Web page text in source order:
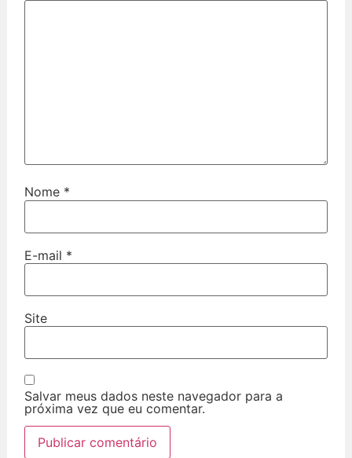
Nome *
E-mail *
Site
Salvar meus dados neste navegador para a
próxima vez que eu comentar.